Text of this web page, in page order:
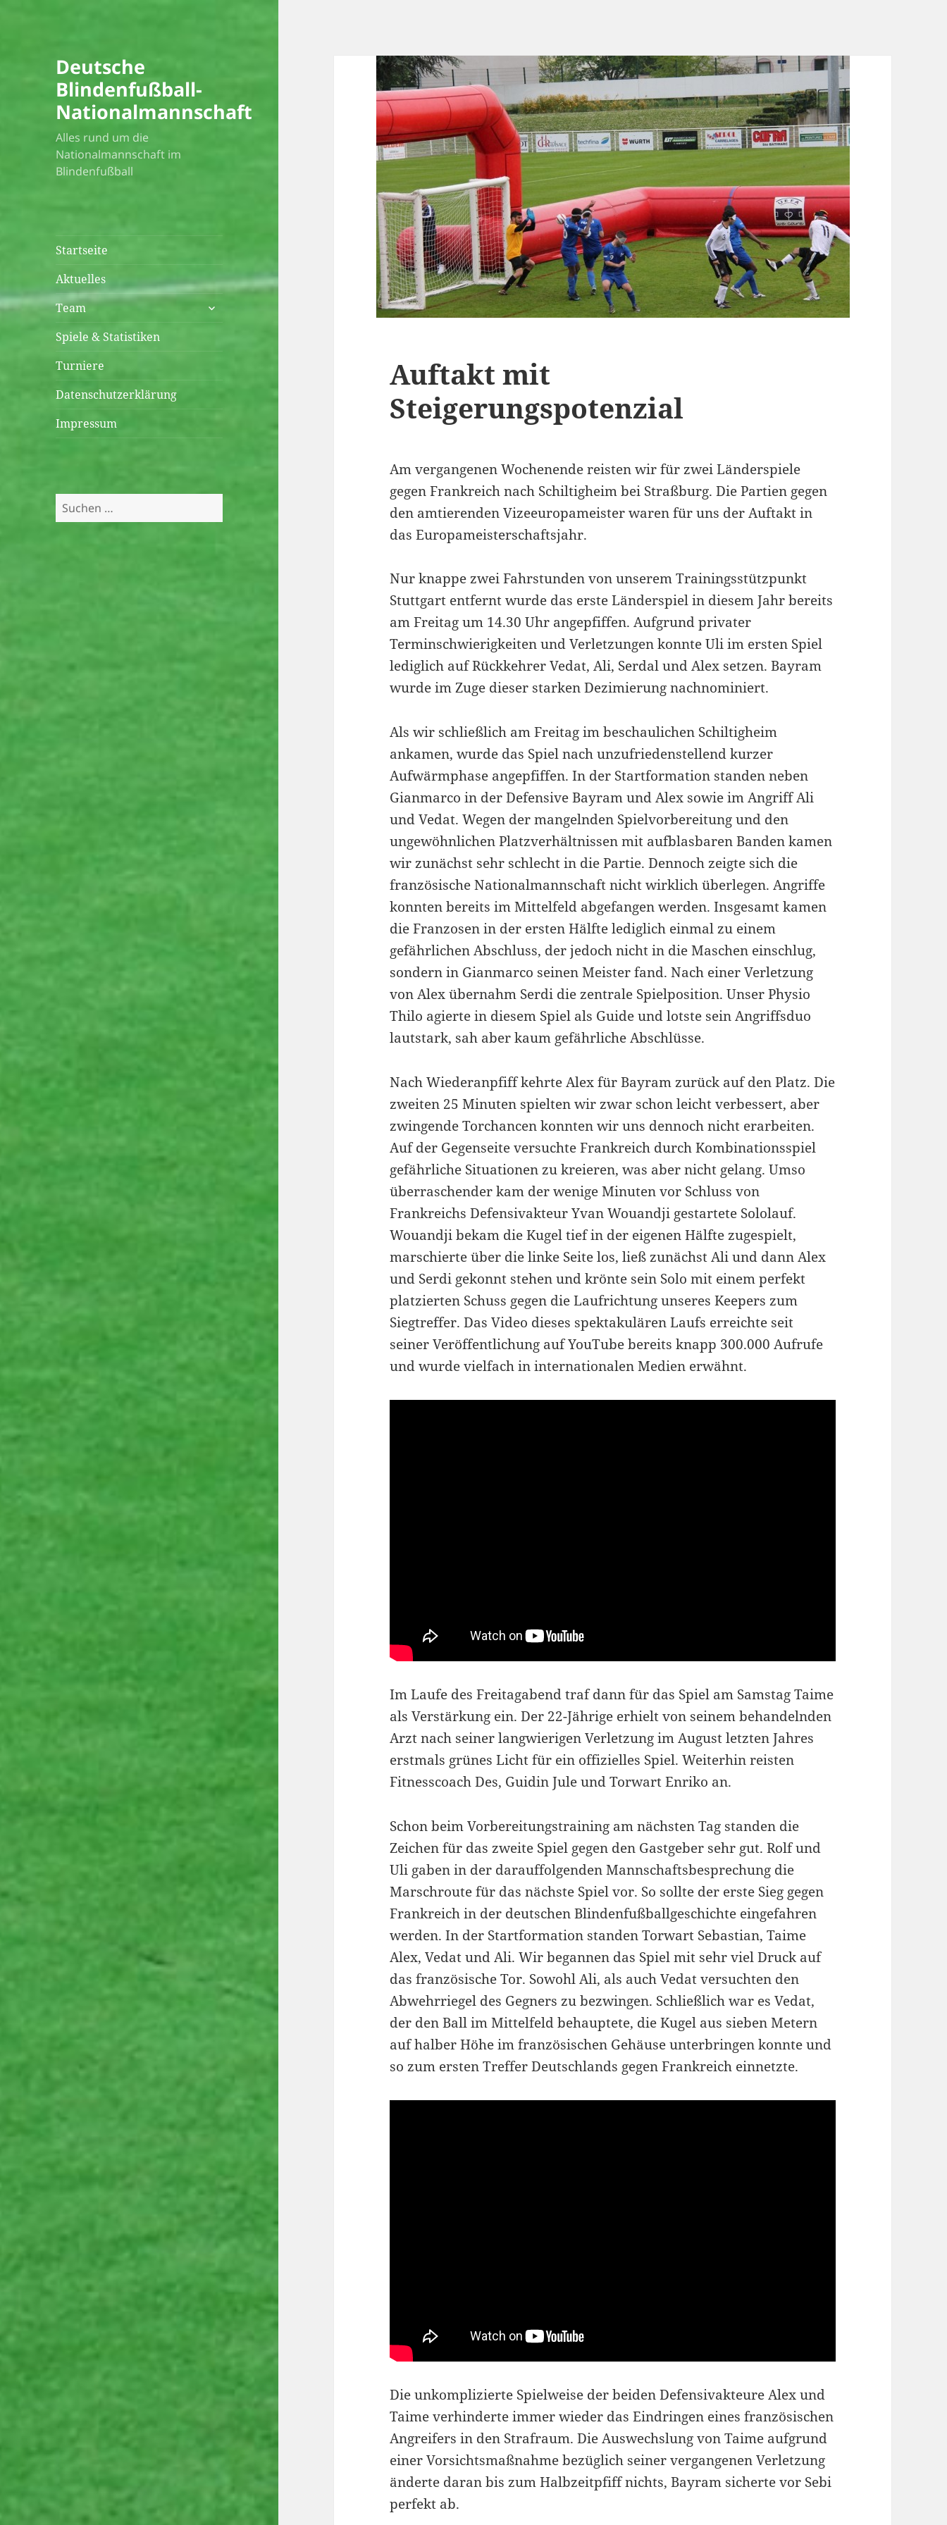
Deutsche
Blindenfußball-
Nationalmannschaft
Alles rund um die
Nationalmannschaft im
Blindenfußball
Startseite
Aktuelles
Team
untermenü
Spiele & Statistiken
Turniere
Datenschutzerklärung
Impressum
Suchen
nach:
Auftakt mit
Steigerungspotenzial
Am vergangenen Wochenende reisten wir für zwei Länderspiele
gegen Frankreich nach Schiltigheim bei Straßburg. Die Partien gegen
den amtierenden Vizeeuropameister waren für uns der Auftakt in
das Europameisterschaftsjahr.
Nur knappe zwei Fahrstunden von unserem Trainingsstützpunkt
Stuttgart entfernt wurde das erste Länderspiel in diesem Jahr bereits
am Freitag um 14.30 Uhr angepfiffen. Aufgrund privater
Terminschwierigkeiten und Verletzungen konnte Uli im ersten Spiel
lediglich auf Rückkehrer Vedat, Ali, Serdal und Alex setzen. Bayram
wurde im Zuge dieser starken Dezimierung nachnominiert.
Als wir schließlich am Freitag im beschaulichen Schiltigheim
ankamen, wurde das Spiel nach unzufriedenstellend kurzer
Aufwärmphase angepfiffen. In der Startformation standen neben
Gianmarco in der Defensive Bayram und Alex sowie im Angriff Ali
und Vedat. Wegen der mangelnden Spielvorbereitung und den
ungewöhnlichen Platzverhältnissen mit aufblasbaren Banden kamen
wir zunächst sehr schlecht in die Partie. Dennoch zeigte sich die
französische Nationalmannschaft nicht wirklich überlegen. Angriffe
konnten bereits im Mittelfeld abgefangen werden. Insgesamt kamen
die Franzosen in der ersten Hälfte lediglich einmal zu einem
gefährlichen Abschluss, der jedoch nicht in die Maschen einschlug,
sondern in Gianmarco seinen Meister fand. Nach einer Verletzung
von Alex übernahm Serdi die zentrale Spielposition. Unser Physio
Thilo agierte in diesem Spiel als Guide und lotste sein Angriffsduo
lautstark, sah aber kaum gefährliche Abschlüsse.
Nach Wiederanpfiff kehrte Alex für Bayram zurück auf den Platz. Die
zweiten 25 Minuten spielten wir zwar schon leicht verbessert, aber
zwingende Torchancen konnten wir uns dennoch nicht erarbeiten.
Auf der Gegenseite versuchte Frankreich durch Kombinationsspiel
gefährliche Situationen zu kreieren, was aber nicht gelang. Umso
überraschender kam der wenige Minuten vor Schluss von
Frankreichs Defensivakteur Yvan Wouandji gestartete Sololauf.
Wouandji bekam die Kugel tief in der eigenen Hälfte zugespielt,
marschierte über die linke Seite los, ließ zunächst Ali und dann Alex
und Serdi gekonnt stehen und krönte sein Solo mit einem perfekt
platzierten Schuss gegen die Laufrichtung unseres Keepers zum
Siegtreffer. Das Video dieses spektakulären Laufs erreichte seit
seiner Veröffentlichung auf YouTube bereits knapp 300.000 Aufrufe
und wurde vielfach in internationalen Medien erwähnt.
Im Laufe des Freitagabend traf dann für das Spiel am Samstag Taime
als Verstärkung ein. Der 22-Jährige erhielt von seinem behandelnden
Arzt nach seiner langwierigen Verletzung im August letzten Jahres
erstmals grünes Licht für ein offizielles Spiel. Weiterhin reisten
Fitnesscoach Des, Guidin Jule und Torwart Enriko an.
Schon beim Vorbereitungstraining am nächsten Tag standen die
Zeichen für das zweite Spiel gegen den Gastgeber sehr gut. Rolf und
Uli gaben in der darauffolgenden Mannschaftsbesprechung die
Marschroute für das nächste Spiel vor. So sollte der erste Sieg gegen
Frankreich in der deutschen Blindenfußballgeschichte eingefahren
werden. In der Startformation standen Torwart Sebastian, Taime
Alex, Vedat und Ali. Wir begannen das Spiel mit sehr viel Druck auf
das französische Tor. Sowohl Ali, als auch Vedat versuchten den
Abwehrriegel des Gegners zu bezwingen. Schließlich war es Vedat,
der den Ball im Mittelfeld behauptete, die Kugel aus sieben Metern
auf halber Höhe im französischen Gehäuse unterbringen konnte und
so zum ersten Treffer Deutschlands gegen Frankreich einnetzte.
Die unkomplizierte Spielweise der beiden Defensivakteure Alex und
Taime verhinderte immer wieder das Eindringen eines französischen
Angreifers in den Strafraum. Die Auswechslung von Taime aufgrund
einer Vorsichtsmaßnahme bezüglich seiner vergangenen Verletzung
änderte daran bis zum Halbzeitpfiff nichts, Bayram sicherte vor Sebi
perfekt ab.